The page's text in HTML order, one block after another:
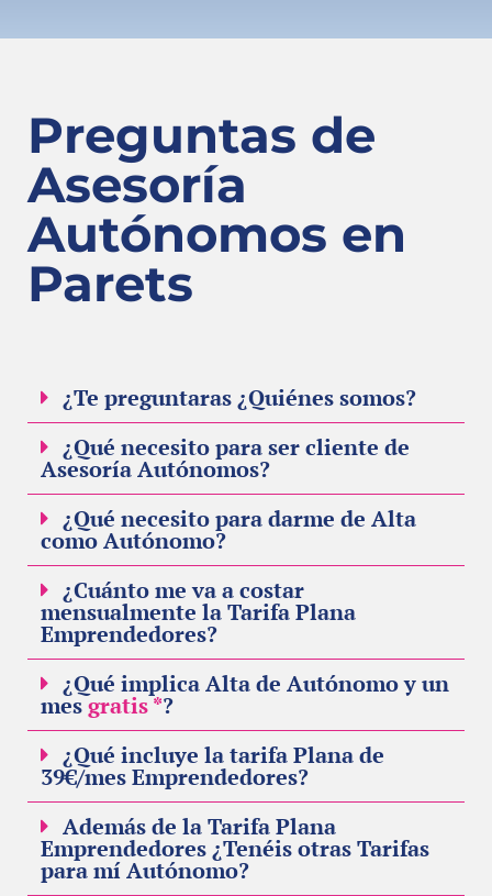
Preguntas de
Asesoría
Autónomos en
Parets
¿Te preguntaras ¿Quiénes somos?
¿Qué necesito para ser cliente de
Asesoría Autónomos?
¿Qué necesito para darme de Alta
como Autónomo?
¿Cuánto me va a costar
mensualmente la Tarifa Plana
Emprendedores?
¿Qué implica Alta de Autónomo y un
mesgratis *?
¿Qué incluye la tarifa Plana de
39€/mes Emprendedores?
Además de la Tarifa Plana
Emprendedores ¿Tenéis otras Tarifas
para mí Autónomo?